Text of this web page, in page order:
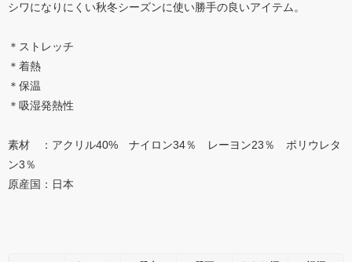
シワになりにくい秋冬シーズンに使い勝手の良いアイテム。
＊ストレッチ
＊着熱
＊保温
＊吸湿発熱性
素材 ：アクリル40% ナイロン34％ レーヨン23％ ポリウレタ
ン3％
原産国：日本